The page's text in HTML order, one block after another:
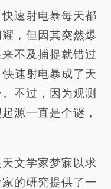
速射电暴每天都
，但因其突然爆
不及捕捉就错过
速射电暴成了天
不过，因为观测
源一直是个谜，
文学家梦寐以求
的研究提供了一